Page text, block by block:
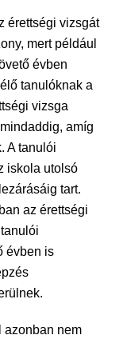
érettségi vizsgát
mert például
évben
tanulóknak a
vizsga
amíg
A tanulói
iskola utolsó
tart.
az érettségi
évben is
azonban nem